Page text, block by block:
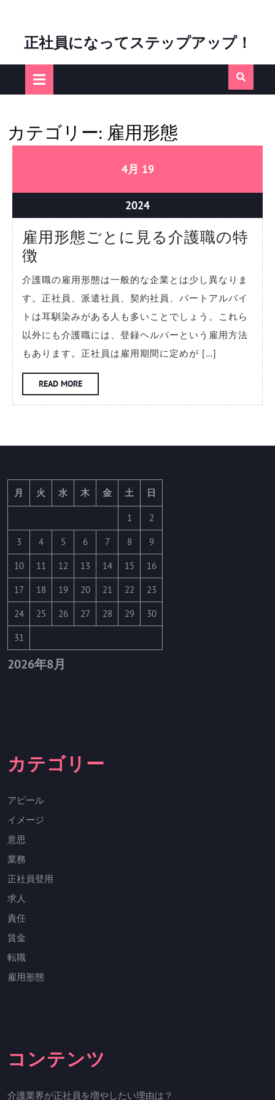
正社員になってステップアップ！
カテゴリー: 雇用形態
4月 04/19/2024
1904/19/2024
202404/19/2024
雇用形態ごとに見る介護職の特
徴
用
形
態
ご
と
見
る
の
特
徴
介護職の雇用形態は一般的な企業とは少し異なりま
す。正社員、派遣社員、契約社員、パートアルバイ
トは耳馴染みがある人も多いことでしょう。これら
以外にも介護職には、登録ヘルパーという雇用方法
もあります。正社員は雇用期間に定めが […]
READ MOREREAD
MORE
2026年8月
月 火 水 木 金 土 日
1 2
3 4 5 6 7 8 9
10 11 12 13 14 15 16
17 18 19 20 21 22 23
24 25 26 27 28 29 30
31
カテゴリー
アピール
イメージ
意思
業務
正社員登用
求人
責任
賃金
転職
雇用形態
コンテンツ
介護業界が正社員を増やしたい理由は？